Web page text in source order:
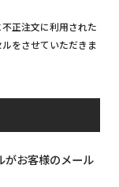
正注文に利用された
をさせていただきま
がお客様のメール